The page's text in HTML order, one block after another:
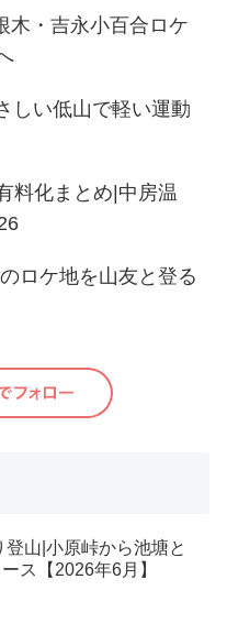
木・吉永小百合ロケ
しい低山で軽い運動
料化まとめ|中房温
ロケ地を山友と登る
登山|小原峠から池塘と
ス【2026年6月】